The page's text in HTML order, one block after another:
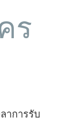
ร
าการรับ